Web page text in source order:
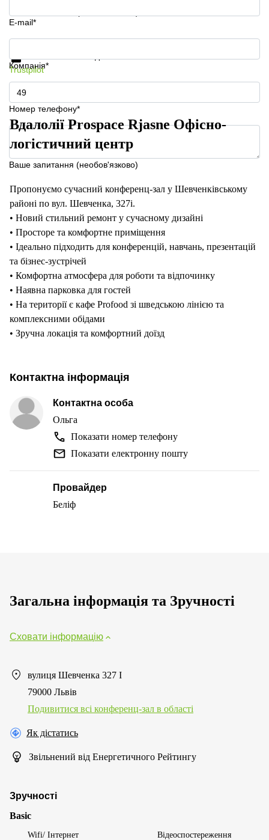
E-mail*
Компанія*
Номер телефону*
Ваше запитання (необов'язково)
Отримати інформацію та ціни
Trustpilot
Вдалолії Prospace Rjasne Офісно-
логістичний центр
Пропонуємо сучасний конференц-зал у Шевченківському
районі по вул. Шевченка, 327і.
• Новий стильний ремонт у сучасному дизайні
• Просторе та комфортне приміщення
• Ідеально підходить для конференцій, навчань, презентацій
та бізнес-зустрічей
• Комфортна атмосфера для роботи та відпочинку
• Наявна парковка для гостей
• На території є кафе Profood зі шведською лінією та
комплексними обідами
• Зручна локація та комфортний доїзд
Контактна інформація
Контактна особа
Ольга
Показати номер телефону
Показати електронну пошту
Провайдер
Беліф
Загальна інформація та Зручності
Сховати інформацію
вулиця Шевченка 327 І
79000 Львів
Подивитися всі конференц-зал в області
Як дістатись
Звільнений від Енергетичного Рейтингу
Зручності
Basic
Wifi/ Інтернет Відеоспостереження